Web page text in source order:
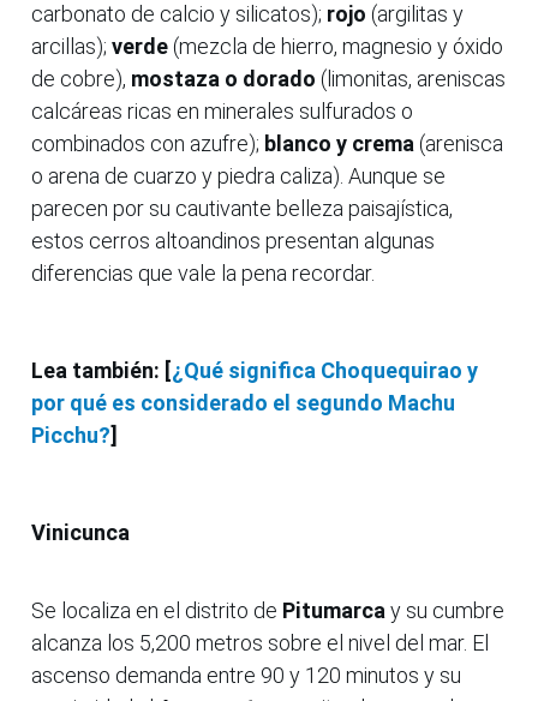
carbonato de calcio y silicatos); rojo (argilitas y
arcillas); verde (mezcla de hierro, magnesio y óxido
de cobre), mostaza o dorado (limonitas, areniscas
calcáreas ricas en minerales sulfurados o
combinados con azufre); blanco y crema (arenisca
o arena de cuarzo y piedra caliza). Aunque se
parecen por su cautivante belleza paisajística,
estos cerros altoandinos presentan algunas
diferencias que vale la pena recordar.
Lea también: [¿Qué significa Choquequirao y
por qué es considerado el segundo Machu
Picchu?]
Vinicunca
Se localiza en el distrito de Pitumarca y su cumbre
alcanza los 5,200 metros sobre el nivel del mar. El
ascenso demanda entre 90 y 120 minutos y su